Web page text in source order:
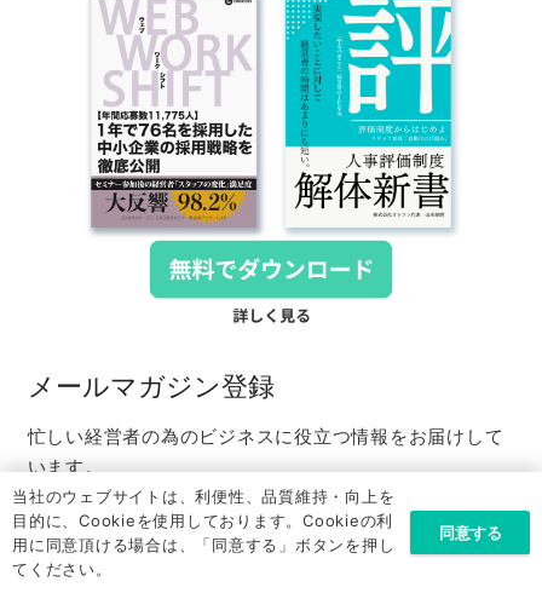
メールマガジン登録
忙しい経営者の為のビジネスに役立つ情報をお届けして
います。
メールアドレス*
当社のウェブサイトは、利便性、品質維持・向上を
目的に、Cookieを使用しております。Cookieの利
用に同意頂ける場合は、「同意する」ボタンを押し
てください。
同意する